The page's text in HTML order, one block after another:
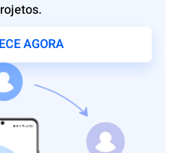
AGORA